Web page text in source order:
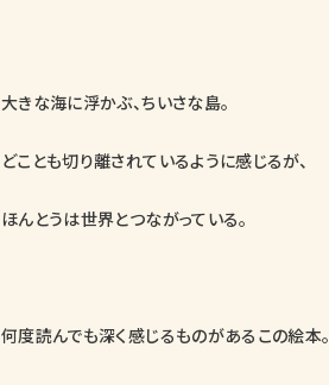
大きな海に浮かぶ、ちいさな島。
どことも切り離されているように感じるが、
ほんとうは世界とつながっている。
何度読んでも深く感じるものがあるこの絵本。